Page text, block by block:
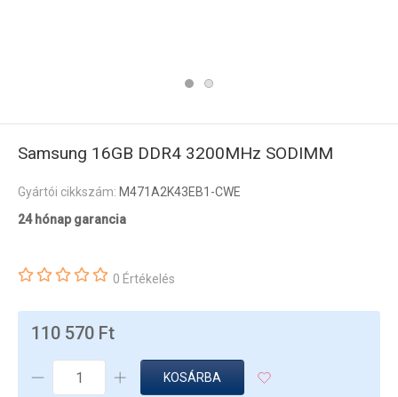
Samsung 16GB DDR4 3200MHz SODIMM
Gyártói cikkszám: M471A2K43EB1-CWE
24 hónap garancia
0 Értékelés
110 570 Ft
KOSÁRBA